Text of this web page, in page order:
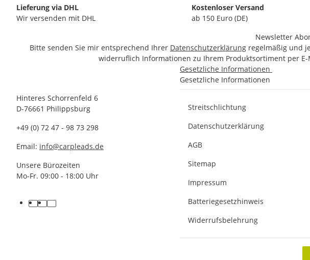
Lieferung via DHL
Wir versenden mit DHL
Kostenloser Versand
ab 150 Euro (DE)
Newsletter
Bitte senden Sie mir entsprechend Ihrer Datenschutzerklärung regelmäßig und
widerruflich Informationen zu Ihrem Produktsortiment per E-
Hinteres Schorrenfeld 6
D-76661 Philippsburg
+49 (0) 72 47 - 98 73 298
Email: info@carpleads.de
Unsere Bürozeiten
Mo-Fr. 09:00 - 18:00 Uhr
Gesetzliche Informationen
Gesetzliche Informationen
Streitschlichtung
Datenschutzerklärung
AGB
Sitemap
Impressum
Batteriegesetzhinweis
Widerrufsbelehrung